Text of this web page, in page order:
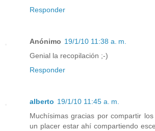
Responder
Anónimo 19/1/10 11:38 a. m.
Genial la recopilación ;-)
Responder
alberto 19/1/10 11:45 a. m.
Muchísimas gracias por compartir
un placer estar ahí compartiendo